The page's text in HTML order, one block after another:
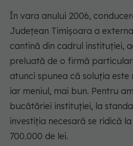
În vara anului 2006,
Judeţean Timişoara a
cantină din cadrul instituţiei,
preluată de o firmă
atunci spunea că soluţia este
iar meniul, mai bun. Pentru
bucătăriei instituţiei, la
investiţia necesară se ridică
700.000 de lei.